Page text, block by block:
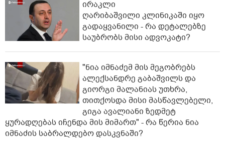
ირაკლი
ღარიბაშვილი კლინიკაში იყო
გადაყვანილი - რა დეტალებზე
საუბრობს მისი ადვოკატი?
"ნია იმნაძემ მის მეგობრებს
ალექსანდრე გაბაშვილს და
გიორგი მალანიას უთხრა,
თითქოსდა მისი მასწავლებელი,
გიგა ავალიანი ზედმეტ
ყურადღებას იჩენდა მის მიმართ" - რა წერია ნია
იმნაძის საბრალდებო დასკვნაში?